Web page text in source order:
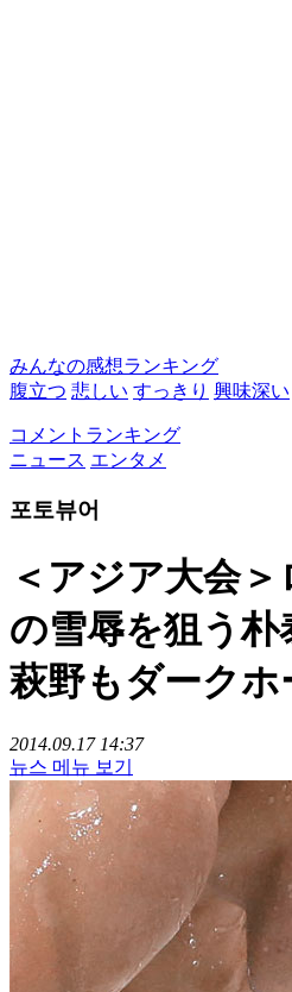
みんなの感想ランキング
腹立つ 悲しい すっきり 興味深い
コメントランキング
ニュース エンタメ
포토뷰어
＜アジア大会
の雪辱を狙う
萩野もダークホ
2014.09.17 14:37
뉴스 메뉴 보기